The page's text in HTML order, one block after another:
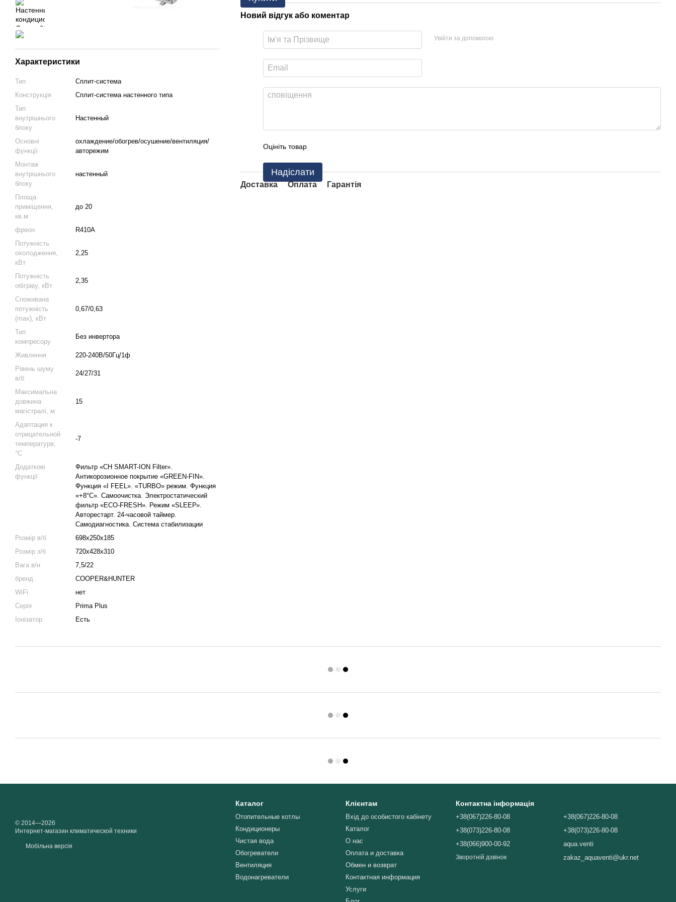
Характеристики
Тип
Сплит-система
Конструкція
Cплит-система настенного типа
Тип
внутрішнього
блоку
Настенный
Основні
функції
охлаждение/обогрев/осушение/вентиляция/
авторежим
Монтаж
внутрішнього
блоку
настенный
Площа
приміщення,
кв.м
до 20
фреон
R410A
Потужність
охолодження,
кВт
2,25
Потужність
обігріву, кВт
2,35
Споживана
потужність
(max), кВт
0,67/0,63
Тип
компресору
Без инвертора
Живлення
220-240В/50Гц/1ф
Рівень шуму
в/б
24/27/31
Максимальна
довжина
магістралі, м
15
Адаптация к
отрицательной
температуре,
°C
-7
Додаткові
функції
Фильтр «CH SMART-ION Filter».
Антикорозионное покрытие «GREEN-FIN».
Функция «I FEEL». «TURBO» режим. Функция
«+8°С». Самоочистка. Электростатический
фильтр «ЕСО-FRESH». Режим «SLЕЕР».
Авторестарт. 24-часовой таймер.
Самодиагностика. Система стабилизации
Розмір в/б
698x250x185
Розмір з/б
720x428x310
Вага в/н
7,5/22
бренд
COOPER&HUNTER
WiFi
нет
Серія
Prima Plus
Іонізатор
Есть
Новий відгук або коментар
Увійти за допомогою
Оцініть товар
Надіслати
Доставка Оплата Гарантія
© 2014—2026
Интернет-магазин климатической техники
Мобільна версія
Каталог
Отопительные котлы
Кондиционеры
Чистая вода
Обогреватели
Вентиляция
Водонагреватели
Клієнтам
Вхід до особистого кабінету
Каталог
О нас
Оплата и доставка
Обмен и возврат
Контактная информация
Услуги
Контактна інформація
+38(067)226-80-08
+38(073)226-80-08
+38(066)900-00-92
Зворотній дзвінок
+38(067)226-80-08
+38(073)226-80-08
aqua.venti
zakaz_aquaventi@ukr.net